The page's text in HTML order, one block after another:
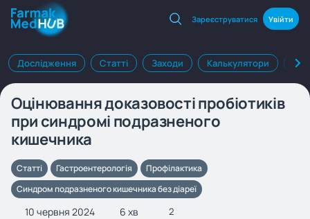
Зареєструватися Увійти
Дослідження Статті Заходи Калькулятори
Оцінювання доказовості пробіотиків
при синдромі подразненого
кишечника
Статті Гастроентерологія
Профілактика
Синдром подразненого кишечника без діареї
10 червня 2024 6 хв 2